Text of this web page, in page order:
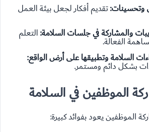
وتحسينات:تقديم أفكار لجعل بيئة العمل
والمشاركة في جلسات السلامة:التعلم
الفعالة.
السلامة وتطبيقها على أرض الواقع:
بشكل دائم ومستمر.
الموظفين في السلامة
الموظفين يعود بفوائد كبيرة: